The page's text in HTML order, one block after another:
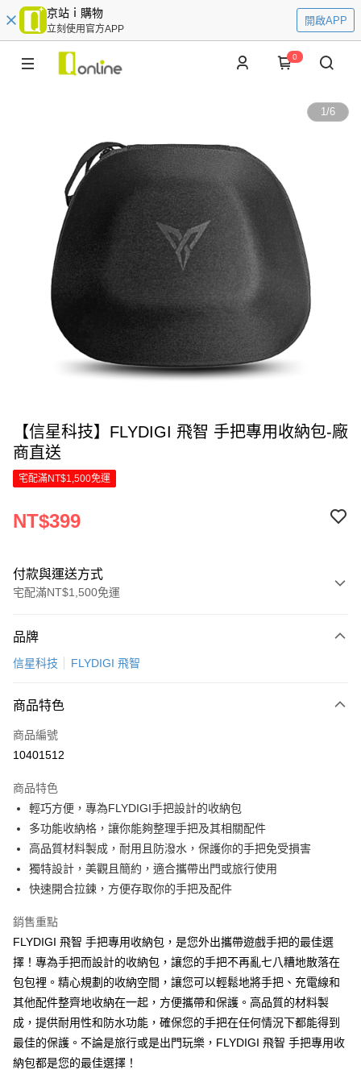
京站ｉ購物
立刻使用官方APP
開啟APP
0
1/6
【信星科技】FLYDIGI 飛智 手把專用收納包-廠
商直送
宅配滿NT$1,500免運
NT$399
付款與運送方式
宅配滿NT$1,500免運
信用卡一次付款
6 期 0 利率 每期
合作金庫商業銀行
上海商業儲蓄銀行
臺灣中小企業銀行
匯豐（台灣）商業銀行
華泰商業銀行
聯邦商業銀行
遠東國際商業銀行
元大商業銀行
永豐商業銀行
玉山商業銀行
星展（台灣）商業銀行
台灣樂天信用卡公司
LINE Pay
Apple Pay
街口支付
悠遊付
Google Pay
全盈+PAY
相關說明
【大哥付你分期使用說明】
1.本服務由台灣大哥大提供，台灣大哥大用戶可立即使用無須另外申請。
2.付款方式選擇「大哥付你分期」，訂單成立後會自動跳轉到大哥付的交易
成交易。
3.實際核准額度、可分期數及費用金額請依後續交易確認頁面所載為準。
4.訂單成立30分鐘內，如未前往確認交易或遇審核未通過，訂單將自動取
消。如遇「轉專審核」未通過狀況，表示未達大哥付你分期系統評分，恕無
法說明評估內容。
AFTEE先享後付
相關說明
【關於「AFTEE先享後付」】
便利好安心！
１．簡單：不需註冊會員、不需綁卡、不需儲值。
２．便利：只要手機號碼，簡訊認證，即可結帳。
３．安心：先確認商品／服務後，再付款。
ATM付款
運送方式
品牌
信星科技 FLYDIGI 飛智
商品特色
商品編號
10401512
商品特色
輕巧方便，專為FLYDIGI手把設計的收納包
多功能收納格，讓你能夠整理手把及其相關配件
高品質材料製成，耐用且防潑水，保護你的手把免受損害
獨特設計，美觀且簡約，適合攜帶出門或旅行使用
快速開合拉鍊，方便存取你的手把及配件
銷售重點
FLYDIGI 飛智 手把專用收納包，是您外出攜帶遊戲手把的最佳選
擇！專為手把而設計的收納包，讓您的手把不再亂七八糟地散落在
包包裡。精心規劃的收納空間，讓您可以輕鬆地將手把、充電線和
其他配件整齊地收納在一起，方便攜帶和保護。高品質的材料製
成，提供耐用性和防水功能，確保您的手把在任何情況下都能得到
最佳的保護。不論是旅行或是出門玩樂，FLYDIGI 飛智 手把專用收
納包都是您的最佳選擇！